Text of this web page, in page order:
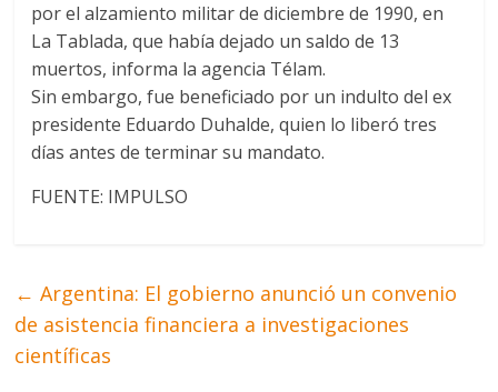
por el alzamiento militar de diciembre de 1990, en
La Tablada, que había dejado un saldo de 13
muertos, informa la agencia Télam.
Sin embargo, fue beneficiado por un indulto del ex
presidente Eduardo Duhalde, quien lo liberó tres
días antes de terminar su mandato.
FUENTE: IMPULSO
← Argentina: El gobierno anunció un convenio
de asistencia financiera a investigaciones
científicas